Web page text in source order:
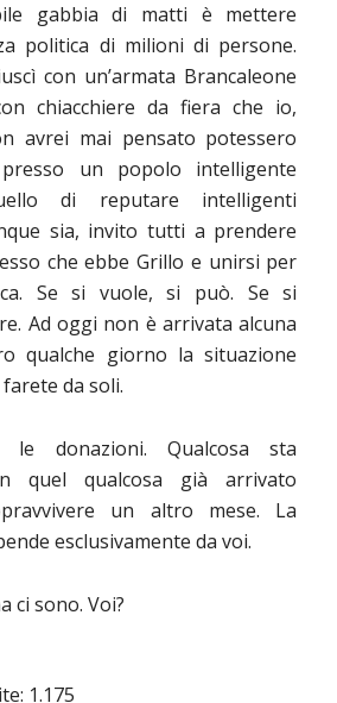
gabbia di matti è mettere
politica di milioni di persone.
con un’armata Brancaleone
chiacchiere da fiera che io,
avrei mai pensato potessero
un popolo intelligente
di reputare intelligenti
sia, invito tutti a prendere
che ebbe Grillo e unirsi per
Se si vuole, si può. Se si
Ad oggi non è arrivata alcuna
qualche giorno la situazione
da soli.
le donazioni. Qualcosa sta
quel qualcosa già arrivato
un altro mese. La
esclusivamente da voi.
ci sono. Voi?
1.175